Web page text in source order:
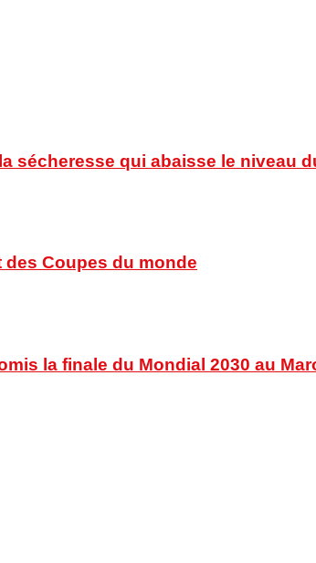
sécheresse qui abaisse le niveau
des Coupes du monde
la finale du Mondial 2030 au